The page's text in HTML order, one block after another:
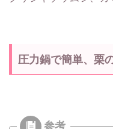
圧力鍋で簡単、栗